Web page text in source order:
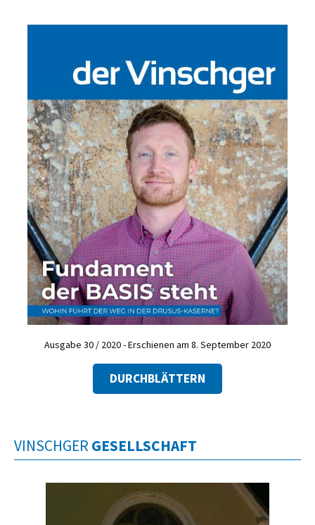
Ausgabe 30 / 2020 - Erschienen am 8. September 2020
DURCHBLÄTTERN
VINSCHGER GESELLSCHAFT